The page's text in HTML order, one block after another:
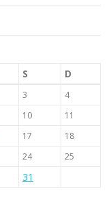
S
D
3 4
10
11
17
18
24 25
31